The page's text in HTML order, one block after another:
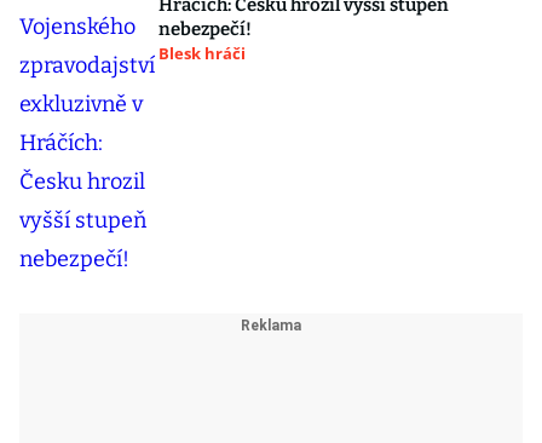
Hráčích: Česku hrozil vyšší stupeň
nebezpečí!
Blesk hráči